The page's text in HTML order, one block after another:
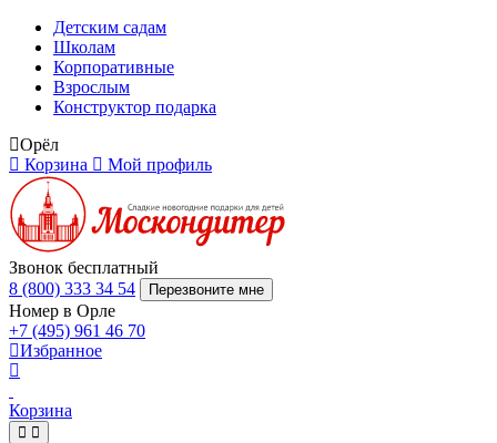
Детским садам
Школам
Корпоративные
Взрослым
Конструктор подарка
Орёл
Корзина
Мой профиль
Звонок бесплатный
8 (800) 333 34 54
Перезвоните мне
Номер в Орле
+7 (495) 961 46 70
Избранное
Корзина